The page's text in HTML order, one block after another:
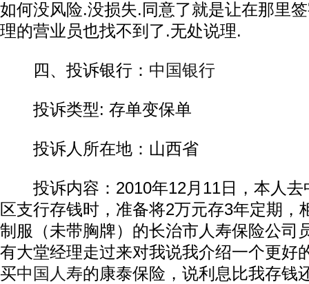
如何没风险.没损失.同意了就是让在那里
理的营业员也找不到了.无处说理.
四、投诉银行： 中国银行
投诉类型: 存单变保单
投诉人所在地：山西省
投诉内容：2010年12月11日，本人去
区支行存钱时，准备将2万元存3年定期，
制服（未带胸牌）的长治市人寿保险公司
有大堂经理走过来对我说我介绍一个更好
买中国人寿的康泰保险，说利息比我存钱